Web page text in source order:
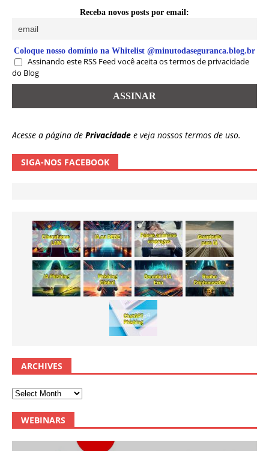
Receba novos posts por email:
Coloque nosso domínio na Whitelist @minutodaseguranca.blog.br
Assinando este RSS Feed você aceita os termos de privacidade
do Blog
Acesse a página de Privacidade e veja nossos termos de uso.
SIGA-NOS FACEBOOK
ARCHIVES
WEBINARS